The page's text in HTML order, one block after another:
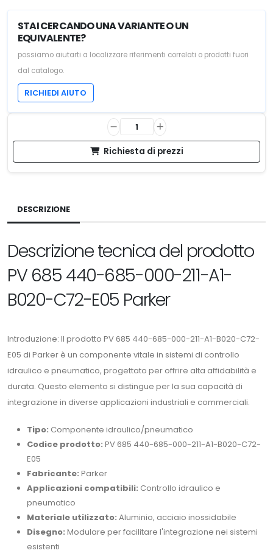
STAI CERCANDO UNA VARIANTE O UN
EQUIVALENTE?
possiamo aiutarti a localizzare riferimenti correlati o prodotti fuori
dal catalogo.
RICHIEDI AIUTO
Richiesta di prezzi
DESCRIZIONE
Descrizione tecnica del prodotto
PV 685 440-685-000-211-A1-
B020-C72-E05 Parker
Introduzione: Il prodotto PV 685 440-685-000-211-A1-B020-C72-
E05 di Parker è un componente vitale in sistemi di controllo
idraulico e pneumatico, progettato per offrire alta affidabilità e
durata. Questo elemento si distingue per la sua capacità di
integrazione in diverse applicazioni industriali e commerciali.
Tipo: Componente idraulico/pneumatico
Codice prodotto: PV 685 440-685-000-211-A1-B020-C72-
E05
Fabricante: Parker
Applicazioni compatibili: Controllo idraulico e
pneumatico
Materiale utilizzato: Aluminio, acciaio inossidabile
Disegno: Modulare per facilitare l'integrazione nei sistemi
esistenti